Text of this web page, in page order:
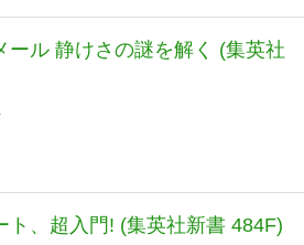
ール 静けさの謎を解く (集英社
ト、超入門! (集英社新書 484F)